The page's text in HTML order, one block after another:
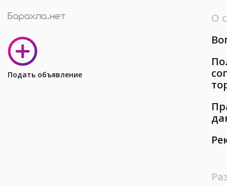
Подать объявление
О